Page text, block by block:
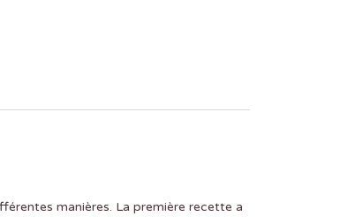
manières. La première recette a